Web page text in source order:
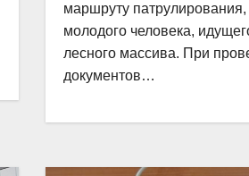
маршруту патрулирования,
молодого человека,
лесного массива. При
документов…